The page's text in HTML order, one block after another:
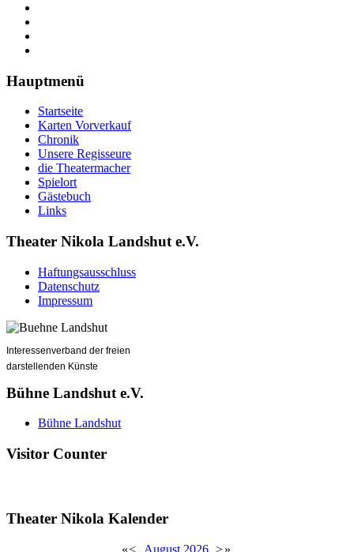
Hauptmenü
Startseite
Karten Vorverkauf
Chronik
Unsere Regisseure
die Theatermacher
Spielort
Gästebuch
Links
Theater Nikola Landshut e.V.
Haftungsausschluss
Datenschutz
Impressum
Interessenverband der freien
darstellenden Künste
Bühne Landshut e.V.
Bühne Landshut
Visitor Counter
Theater Nikola Kalender